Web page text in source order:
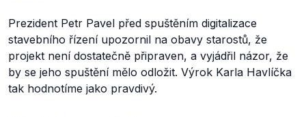
Prezident Petr Pavel před spuštěním digitalizace
stavebního řízení upozornil na obavy starostů, že
projekt není dostatečně připraven, a vyjádřil názor, že
by se jeho spuštění mělo odložit. Výrok Karla Havlíčka
tak hodnotíme jako pravdivý.